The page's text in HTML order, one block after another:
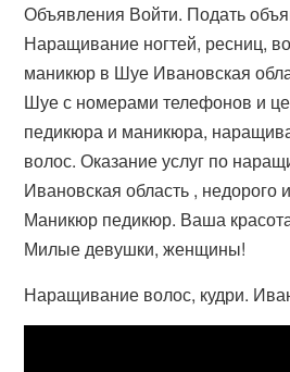
Объявления Войти. Подать
Наращивание ногтей, ресниц,
маникюр в Шуе Ивановская
Шуе с номерами телефонов и
педикюра и маникюра,
волос. Оказание услуг по
Ивановская область , недорого
Маникюр педикюр. Ваша
Милые девушки, женщины!
Наращивание волос, кудри.